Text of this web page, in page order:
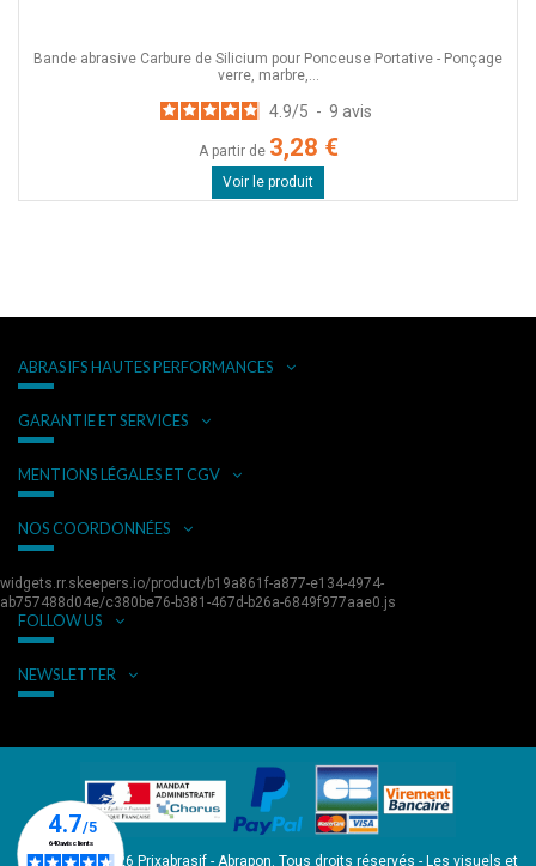
Bande abrasive Carbure de Silicium pour Ponceuse Portative - Ponçage
verre, marbre,...
4.9/5 - 9 avis
A partir de 3,28 €
Voir le produit
ABRASIFS HAUTES PERFORMANCES
GARANTIE ET SERVICES
MENTIONS LÉGALES ET CGV
NOS COORDONNÉES
widgets.rr.skeepers.io/product/b19a861f-a877-e134-4974-
ab757488d04e/c380be76-b381-467d-b26a-6849f977aae0.js
FOLLOW US
NEWSLETTER
Copyright © 2026 Prixabrasif - Abrapon. Tous droits réservés - Les visuels et